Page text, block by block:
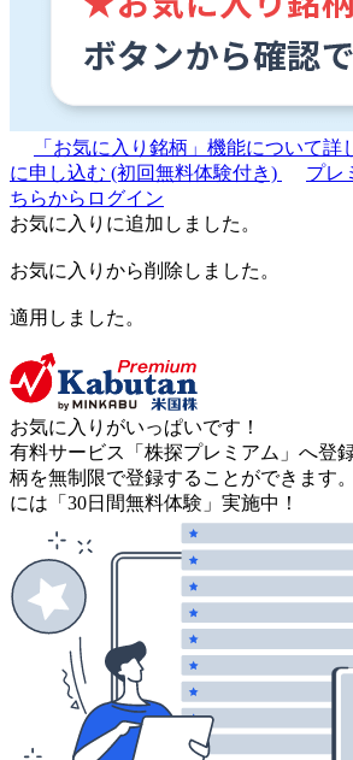
「お気に入り銘柄」機能について詳
に申し込む (初回無料体験付き)
プレ
ちらからログイン
お気に入りに追加しました。
お気に入りから削除しました。
適用しました。
お気に入りがいっぱいです！
有料サービス「株探プレミアム」へ登
柄を無制限で登録することができます
には「30日間無料体験」実施中！